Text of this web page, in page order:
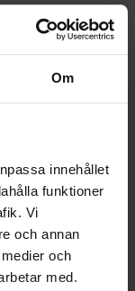
Om
innehållet
funktioner
Vi
och annan
och
med.
län